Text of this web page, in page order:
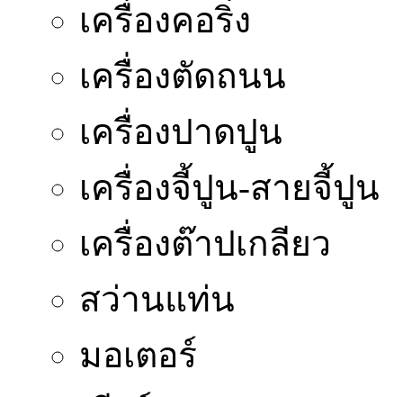
เครื่องคอริ่ง
เครื่องตัดถนน
เครื่องปาดปูน
เครื่องจี้ปูน-สายจี้ปูน
เครื่องต๊าปเกลียว
สว่านแท่น
มอเตอร์